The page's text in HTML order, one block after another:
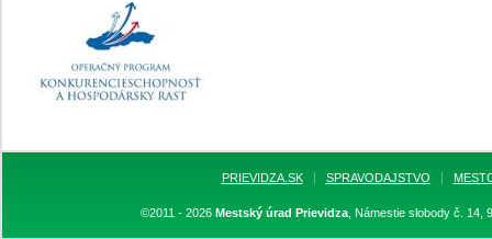
PRIEVIDZA.SK SPRAVODAJSTVO
©2011 - 2026 Mestský úrad Prievidza, Námestie slobody č. 14,